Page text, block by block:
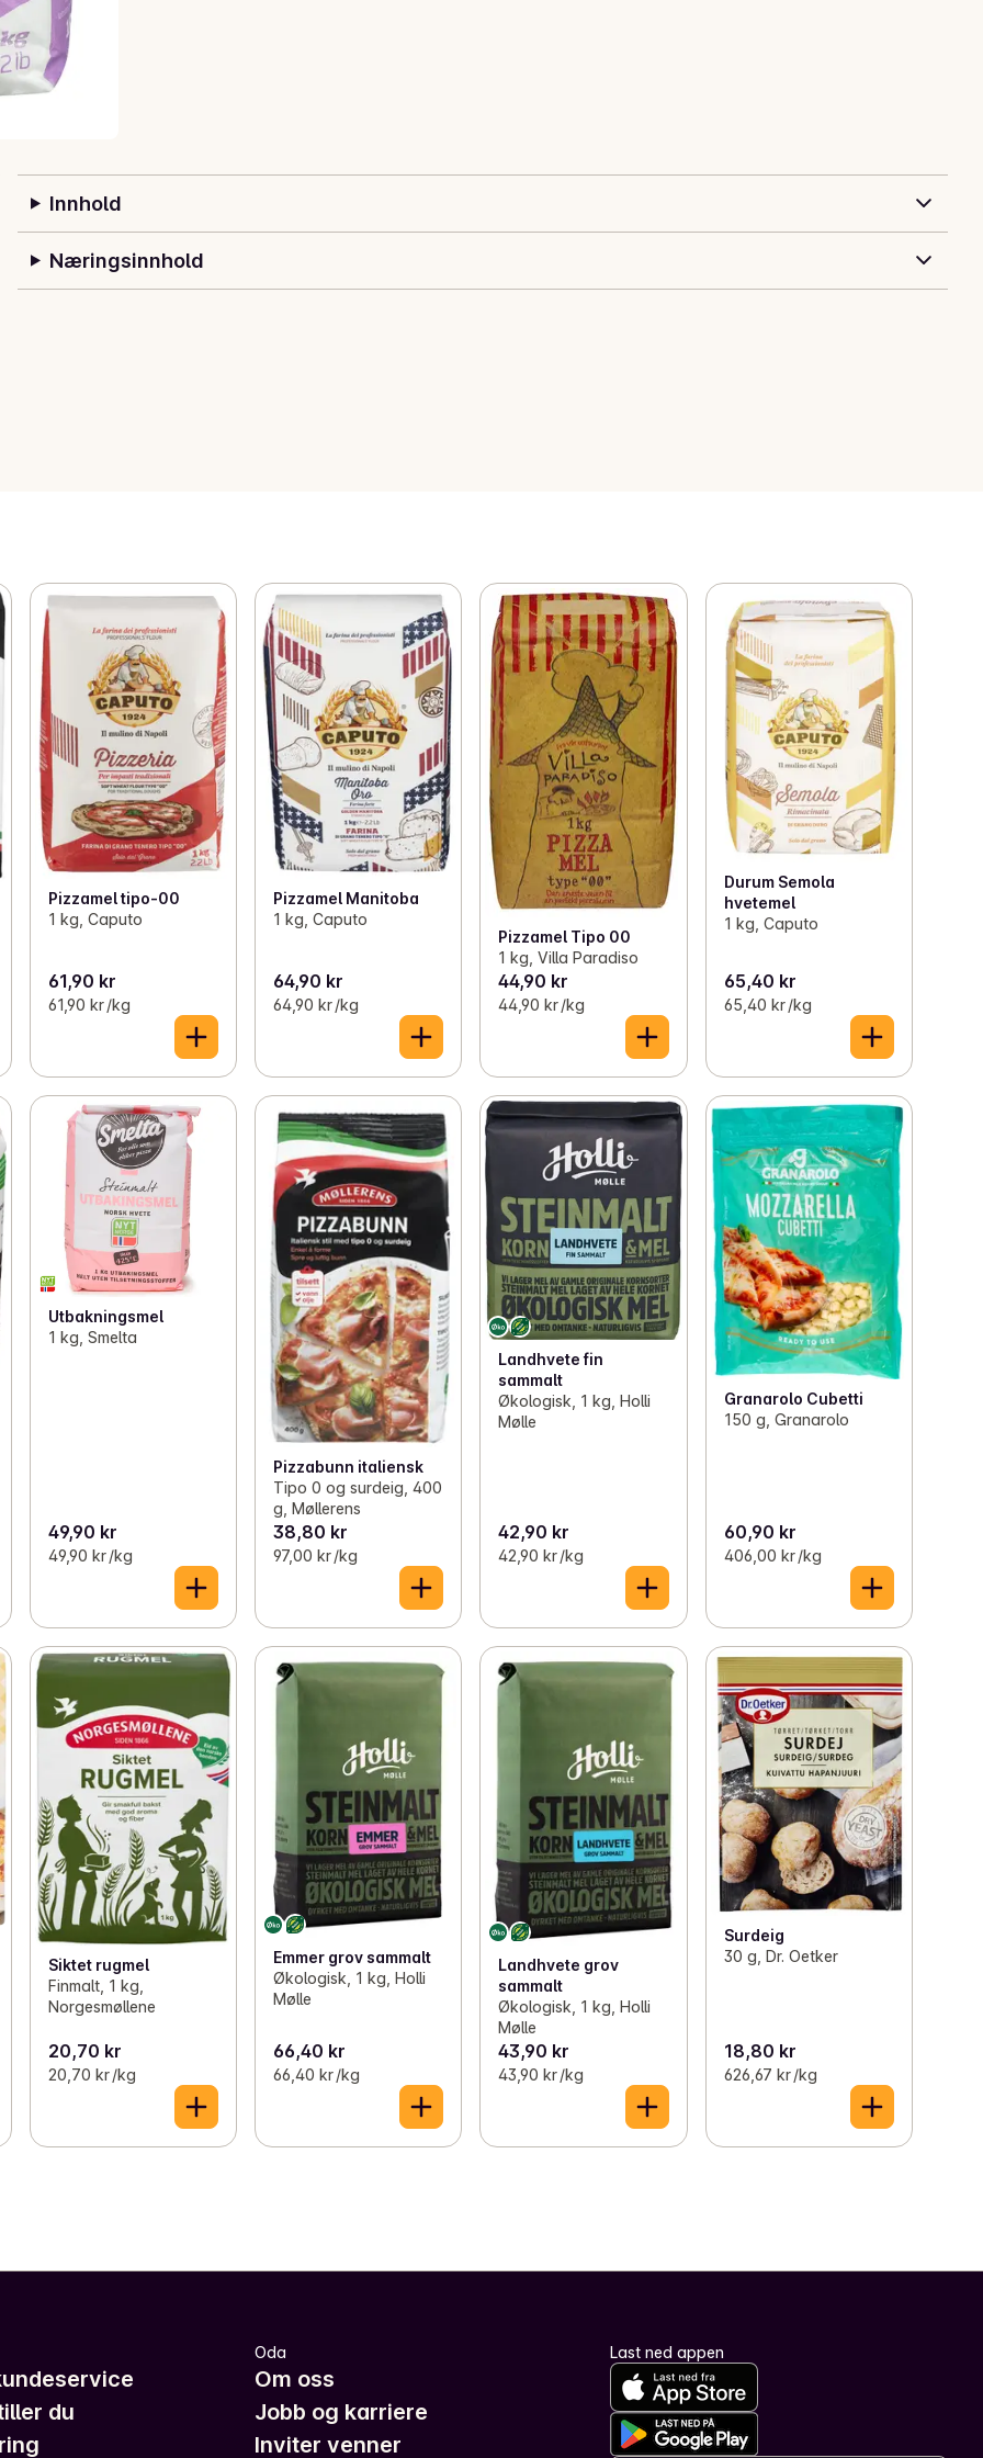
Innhold
Næringsinnhold
Pizzamel tipo-00
1 kg, Caputo
61,90 kr
61,90 kr /kg
Pizzamel Manitoba
1 kg, Caputo
64,90 kr
64,90 kr /kg
Pizzamel Tipo 00
1 kg, Villa Paradiso
44,90 kr
44,90 kr /kg
Durum Semola
hvetemel
1 kg, Caputo
65,40 kr
65,40 kr /kg
Utbakningsmel
1 kg, Smelta
49,90 kr
49,90 kr /kg
Pizzabunn italiensk
Tipo 0 og surdeig, 400
g, Møllerens
38,80 kr
97,00 kr /kg
Landhvete fin
sammalt
Økologisk, 1 kg, Holli
Mølle
42,90 kr
42,90 kr /kg
Granarolo Cubetti
150 g, Granarolo
60,90 kr
406,00 kr /kg
Siktet rugmel
Finmalt, 1 kg,
Norgesmøllene
20,70 kr
20,70 kr /kg
Emmer grov sammalt
Økologisk, 1 kg, Holli
Mølle
66,40 kr
66,40 kr /kg
Landhvete grov
sammalt
Økologisk, 1 kg, Holli
Mølle
43,90 kr
43,90 kr /kg
Surdeig
30 g, Dr. Oetker
18,80 kr
626,67 kr /kg
du
Oda
Om oss
Jobb og karriere
Inviter venner
Last ned appen